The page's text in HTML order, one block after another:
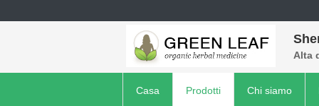
Alta
Casa Prodotti Chi siamo